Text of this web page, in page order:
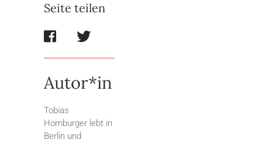
Seite teilen
Autor*in
Tobias
Homburger lebt in
Berlin und